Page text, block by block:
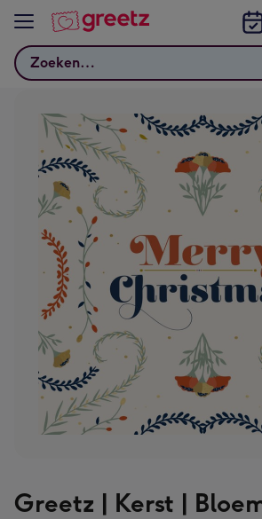
Bekijk meer
Zoeken
Greetz | Kerst |